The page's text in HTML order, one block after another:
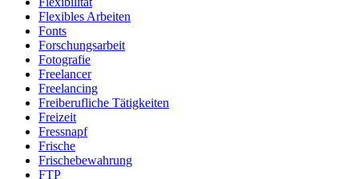
Flexibles Arbeiten
Fonts
Forschungsarbeit
Fotografie
Freelancer
Freelancing
Freiberufliche Tätigkeiten
Freizeit
Fressnapf
Frische
Frischebewahrung
FTP